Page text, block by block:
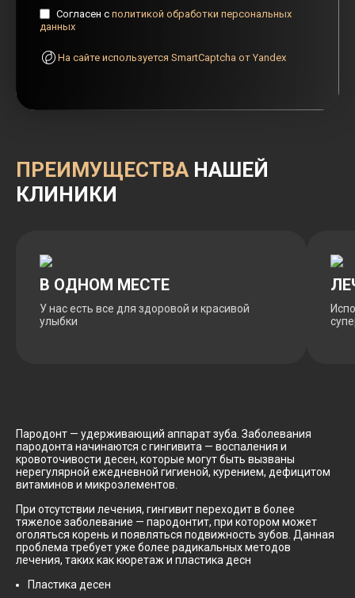
Согласен с политикой обработки персональных
данных
На сайте используется SmartCaptcha от Yandex
ПРЕИМУЩЕСТВА НАШЕЙ
КЛИНИКИ
В ОДНОМ МЕСТЕ
У нас есть все для здоровой и красивой
улыбки
Пародонт — удерживающий аппарат зуба. Заболевания
пародонта начинаются с гингивита — воспаления и
кровоточивости десен, которые могут быть вызваны
нерегулярной ежедневной гигиеной, курением, дефицитом
витаминов и микроэлементов.
При отсутствии лечения, гингивит переходит в более
тяжелое заболевание — пародонтит, при котором может
оголяться корень и появляться подвижность зубов. Данная
проблема требует уже более радикальных методов
лечения, таких как кюретаж и пластика десн
Пластика десен